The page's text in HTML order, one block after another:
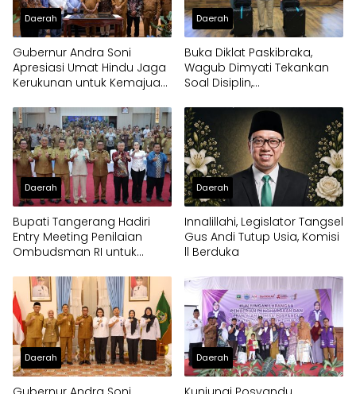
Daerah
Gubernur Andra Soni
Apresiasi Umat Hindu Jaga
Kerukunan untuk Kemajuan
Daerah
Buka Diklat Paskibraka,
Wagub Dimyati Tekankan
Soal Disiplin,
Prestasi Akademik
Daerah
Bupati Tangerang Hadiri
Entry Meeting Penilaian
Ombudsman RI untuk
Pelayanan Publik
Daerah
Innalillahi, Legislator Tangsel
Gus Andi Tutup Usia, Komisi
ll Berduka
Daerah Daerah